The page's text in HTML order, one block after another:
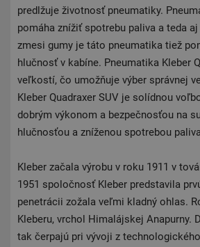
predlžuje životnosť pneumatiky.
pomáha znížiť spotrebu paliva a teda
zmesi gumy je táto pneumatika tiež
hlučnosť v kabíne. Pneumatika Kleber
veľkostí, čo umožňuje výber správnej
Kleber Quadraxer SUV je solídnou
dobrým výkonom a bezpečnosťou na
hlučnosťou a zníženou spotrebou
Kleber začala výrobu v roku 1911 v
1951 spoločnosť Kleber predstavila
penetrácii zožala veľmi kladný ohlas.
Kleberu, vrchol Himalájskej Anapurny.
tak čerpajú pri vývoji z